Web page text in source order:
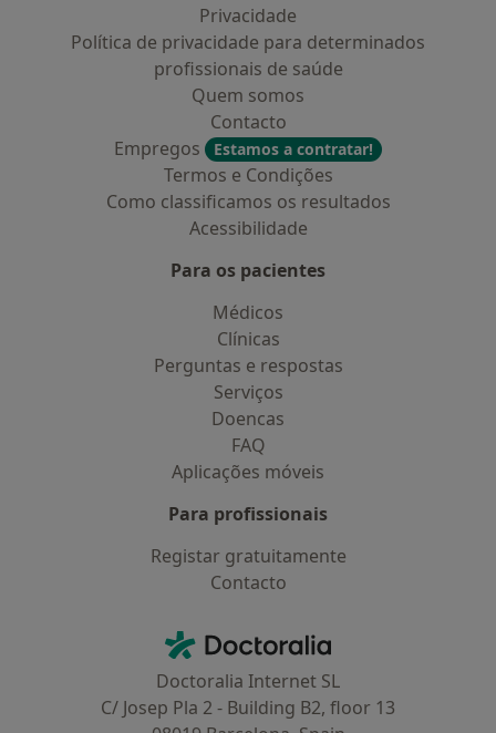
Privacidade
Política de privacidade para determinados
profissionais de saúde
Quem somos
Contacto
Empregos
Estamos a contratar!
Termos e Condições
Como classificamos os resultados
Acessibilidade
Para os pacientes
Médicos
Clínicas
Perguntas e respostas
Serviços
Doencas
FAQ
Aplicações móveis
Para profissionais
Registar gratuitamente
Contacto
Doctoralia - Homepage
Doctoralia Internet SL
C/ Josep Pla 2 - Building B2, floor 13